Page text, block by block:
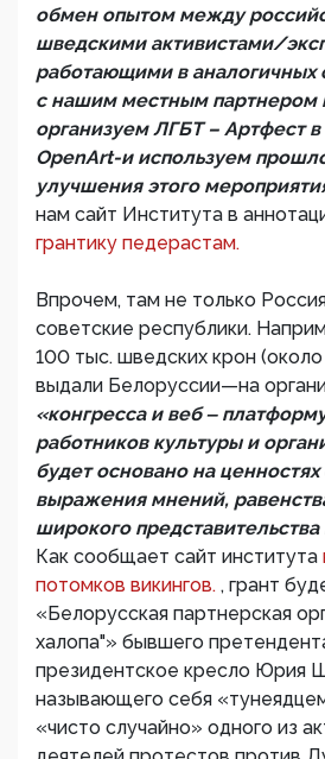
обмен опытом между
шведскими активистами/
работающими в аналогичных
с нашим местным партнером
организуем ЛГБТ – Артфест
OpenArt-и используем
улучшения этого
нам сайт Института в
грантику педерастам.
Впрочем, там не только
советские республики.
100 тыс. шведских крон
выдали Белоруссии—на
«конгресса и веб ‒
работников культуры и
будет основано на
выражения мнений,
широкого представительства
Как сообщает сайт института
потомков викингов. , грант
«Белорусская партнерская
халопа"» бывшего
президентское кресло Юрия
называющего себя
«чисто случайно» одного из